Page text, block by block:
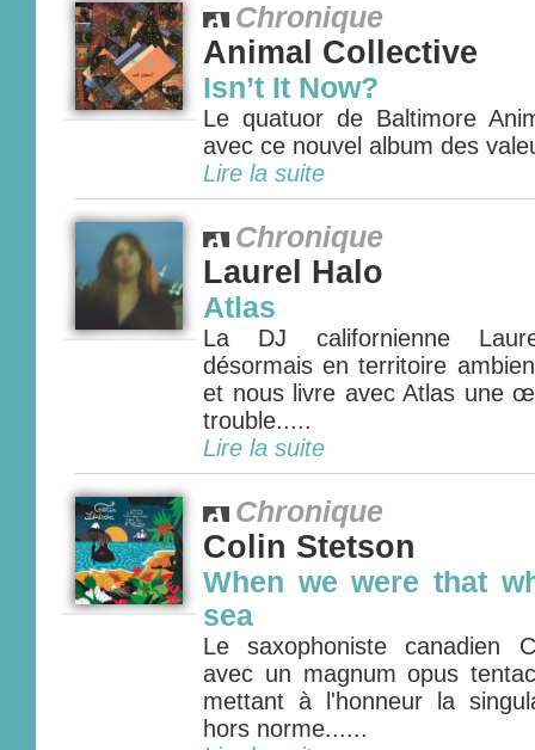
Chronique
Animal Collective
Isn’t It Now?
Le quatuor de Baltimore
avec ce nouvel album des
Lire la suite
Chronique
Laurel Halo
Atlas
La DJ californienne
désormais en territoire
et nous livre avec Atlas une
trouble.....
Lire la suite
Chronique
Colin Stetson
When we were that
sea
Le saxophoniste canadien
avec un magnum opus
mettant à l'honneur la
hors norme......